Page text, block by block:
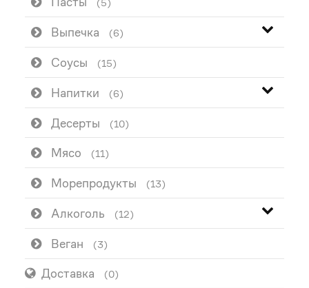
(5)
Выпечка (6)
Соусы (15)
Напитки (6)
Десерты (10)
Мясо (11)
Морепродукты (13)
Алкоголь (12)
Веган (3)
Доставка (0)